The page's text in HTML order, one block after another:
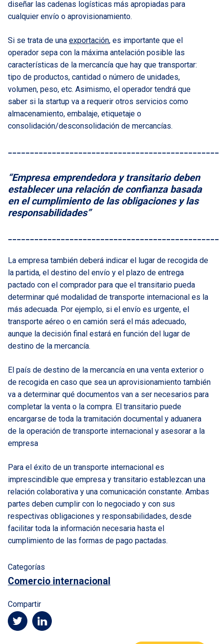
diseñar las cadenas logísticas más apropiadas para
cualquier envío o aprovisionamiento.
Si se trata de una exportación, es importante que el
operador sepa con la máxima antelación posible las
características de la mercancía que hay que transportar:
tipo de productos, cantidad o número de unidades,
volumen, peso, etc. Asimismo, el operador tendrá que
saber si la startup va a requerir otros servicios como
almacenamiento, embalaje, etiquetaje o
consolidación/desconsolidación de mercancías.
“Empresa emprendedora y transitario deben
establecer una relación de confianza basada
en el cumplimiento de las obligaciones y las
responsabilidades”
La empresa también deberá indicar el lugar de recogida de
la partida, el destino del envío y el plazo de entrega
pactado con el comprador para que el transitario pueda
determinar qué modalidad de transporte internacional es la
más adecuada. Por ejemplo, si el envío es urgente, el
transporte aéreo o en camión será el más adecuado,
aunque la decisión final estará en función del lugar de
destino de la mercancía.
El país de destino de la mercancía en una venta exterior o
de recogida en caso que sea un aprovisionamiento también
va a determinar qué documentos van a ser necesarios para
completar la venta o la compra. El transitario puede
encargarse de toda la tramitación documental y aduanera
de la operación de transporte internacional y asesorar a la
empresa
Para el éxito de un transporte internacional es
imprescindible que empresa y transitario establezcan una
relación colaborativa y una comunicación constante. Ambas
partes deben cumplir con lo negociado y con sus
respectivas obligaciones y responsabilidades, desde
facilitar toda la información necesaria hasta el
cumplimiento de las formas de pago pactadas.
Categorías
Comercio internacional
Compartir